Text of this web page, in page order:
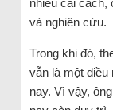
và nghiên cứu.
Trong khi đó,
vẫn là một điều
nay. Vì vậy,